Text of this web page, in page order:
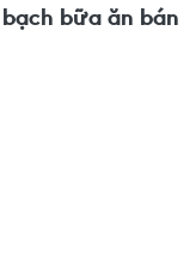
bữa ăn bán